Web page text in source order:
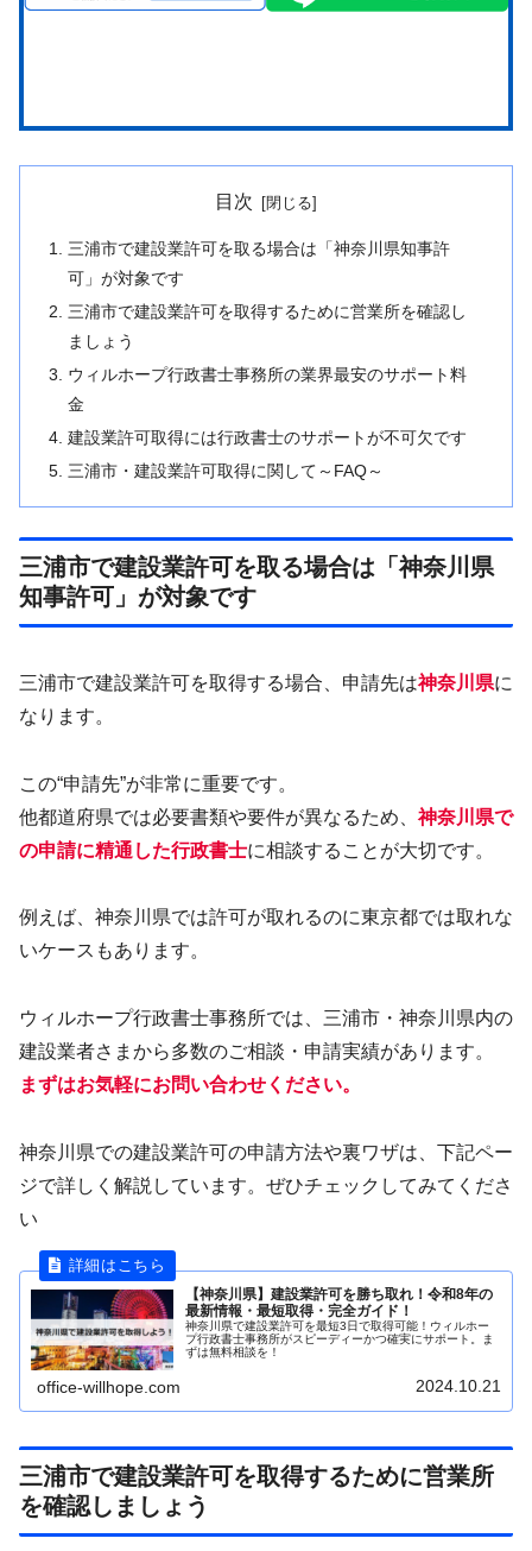
目次
三浦市で建設業許可を取る場合は「神奈川県知事許
可」が対象です
三浦市で建設業許可を取得するために営業所を確認し
ましょう
ウィルホープ行政書士事務所の業界最安のサポート料
金
建設業許可取得には行政書士のサポートが不可欠です
三浦市・建設業許可取得に関して～FAQ～
三浦市で建設業許可を取る場合は「神奈川県
知事許可」が対象です
三浦市で建設業許可を取得する場合、申請先は神奈川県に
なります。
この“申請先”が非常に重要です。
他都道府県では必要書類や要件が異なるため、神奈川県で
の申請に精通した行政書士に相談することが大切です。
例えば、神奈川県では許可が取れるのに東京都では取れな
いケースもあります。
ウィルホープ行政書士事務所では、三浦市・神奈川県内の
建設業者さまから多数のご相談・申請実績があります。
まずはお気軽にお問い合わせください。
神奈川県での建設業許可の申請方法や裏ワザは、下記ペー
ジで詳しく解説しています。ぜひチェックしてみてくださ
い
【神奈川県】建設業許可を勝ち取れ！令和8年の
最新情報・最短取得・完全ガイド！
神奈川県で建設業許可を最短3日で取得可能！ウィルホー
プ行政書士事務所がスピーディーかつ確実にサポート。ま
ずは無料相談を！
office-willhope.com 2024.10.21
三浦市で建設業許可を取得するために営業所
を確認しましょう